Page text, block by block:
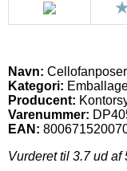
Navn:
Kategori:
Producent:
Varenummer:
EAN:
Vurderet til 3.7ud af